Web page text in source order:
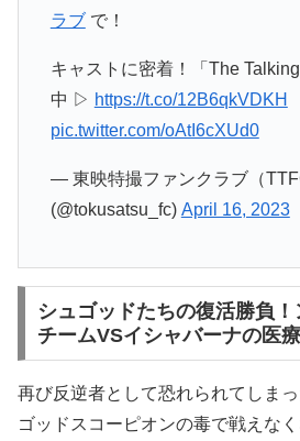
ラブで！
キャストに密着！「The
中 ▷ https://t.co/12B6qkVDKH
pic.twitter.com/oAtI6cXUd0
— 東映特撮ファンクラブ（
(@tokusatsu_fc) April 16, 2023
シュゴッドたちの復活勝負
チームVSイシャバーナの医
再び反逆者として恐れられてしまっ
ゴッドスコーピオンの毒で戦えな